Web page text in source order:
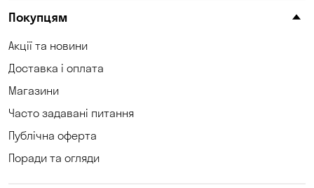
Покупцям
Акції та новини
Доставка і оплата
Магазини
Часто задавані питання
Публічна оферта
Поради та огляди